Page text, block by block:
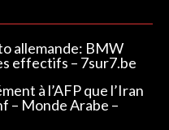
allemande: BMW
effectifs – 7sur7.be
à l’AFP que l’Iran
– Monde Arabe –